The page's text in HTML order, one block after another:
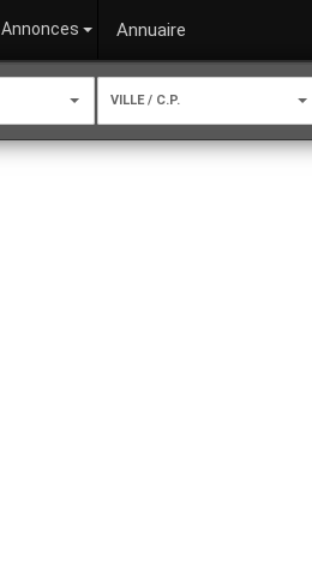
Annonces Annuaire
VILLE / C.P.